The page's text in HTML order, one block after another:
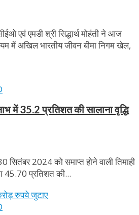
एवं एमडी श्री सिद्धार्थ मोहंती ने आज
में अखिल भारतीय जीवन बीमा निगम खेल,
में 35.2 प्रतिशत की सालाना वृद्धि
सितंबर 2024 को समाप्त होने वाली तिमाही
45.70 प्रतिशत की...